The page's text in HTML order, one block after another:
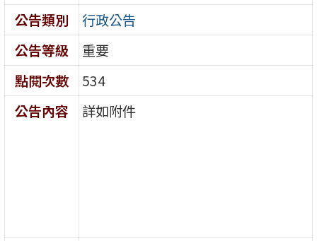
公告類別
行政公告
公告等級
重要
點閱次數
534
公告內容
詳如附件